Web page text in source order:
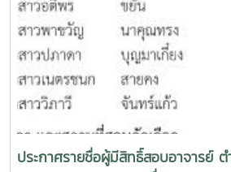
บูรณาการงานสร้างสรรค์ร่วมกับการบริกา
ผลกระทบเชิงบวก (Social Impact) ให้กั
สอดคล้องกับพันธกิจของคณะสารสนเทศแ
ขับเคลื่อนนวัตกรรมการสื่อสารสู่การยอมรั
(International Recognition)Team of
PLEASE...SEE USนักแสดง : CASTสุทิต
หน่า จะเมาะ : Nina Jamozueอนุชา ตา
พล แสติ : Natthaphon Saetiธนิต จำเ
ประกาศรายชื่อผู้มีสิทธิ์สอบอาจารย์